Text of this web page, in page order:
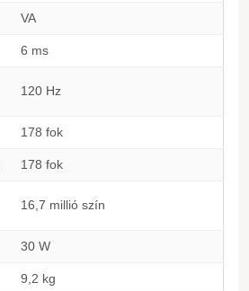
VA
6 ms
120 Hz
178 fok
178 fok
16,7 millió szín
30 W
9,2 kg